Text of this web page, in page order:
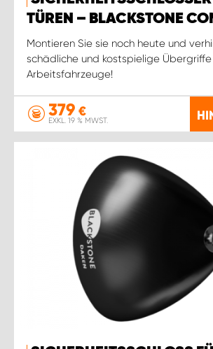
TÜREN – BLACKSTONE
Montieren Sie sie noch heute und
schädliche und kostspielige
Arbeitsfahrzeuge!
379 €
EXKL. 19 % MWST.
WORK SYSTEM STUTTGART